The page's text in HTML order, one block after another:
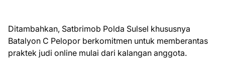
Ditambahkan, Satbrimob Polda Sulsel khususnya
Batalyon C Pelopor berkomitmen untuk memberantas
praktek judi online mulai dari kalangan anggota.